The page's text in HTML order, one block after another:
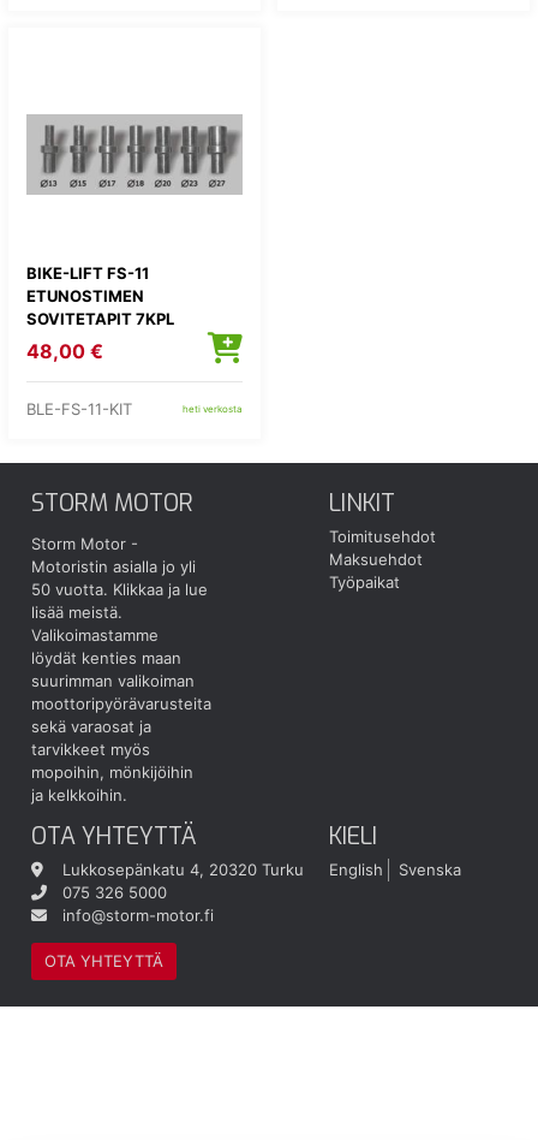
BIKE-LIFT FS-11
ETUNOSTIMEN
SOVITETAPIT 7KPL
48,00 €
BLE-FS-11-KIT heti verkosta
STORM MOTOR
Storm Motor -
Motoristin asialla jo yli
50 vuotta. Klikkaa ja lue
lisää meistä.
Valikoimastamme
löydät kenties maan
suurimman valikoiman
moottoripyörävarusteita
sekä varaosat ja
tarvikkeet myös
mopoihin, mönkijöihin
ja kelkkoihin.
LINKIT
Toimitusehdot
Maksuehdot
Työpaikat
OTA YHTEYTTÄ
Lukkosepänkatu 4, 20320 Turku
075 326 5000
info@storm-motor.fi
OTA YHTEYTTÄ
KIELI
English Svenska